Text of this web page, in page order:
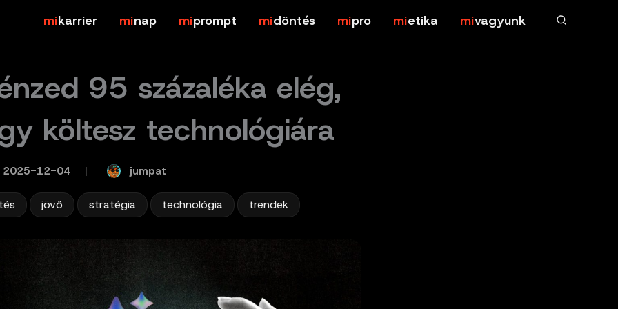
karrier nap prompt döntés pro etika vagyunk
95 százaléka elég,
költesz technológiára
2025-12-04 jumpat
jövő stratégia technológia trendek